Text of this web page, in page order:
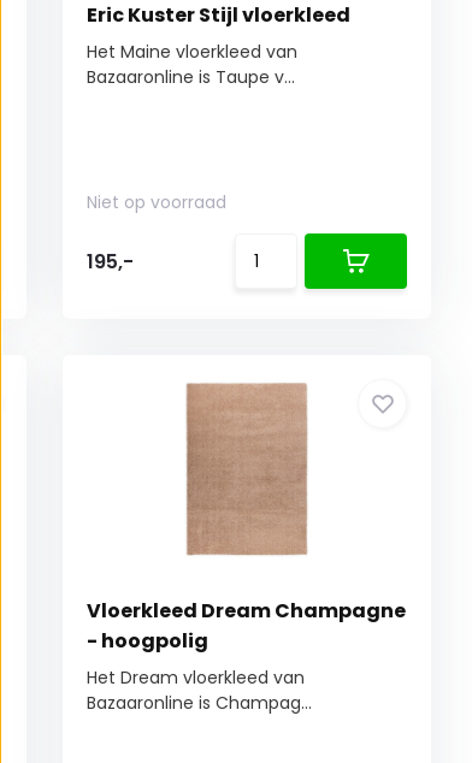
Eric Kuster Stijl vloerkleed
Het Maine vloerkleed van
Bazaaronline is Taupe v...
Niet op voorraad
195,-
Vloerkleed Dream Champagne
- hoogpolig
Het Dream vloerkleed van
Bazaaronline is Champag...